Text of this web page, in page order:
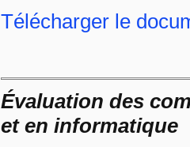
Télécharger le
Évaluation des
et en informatique